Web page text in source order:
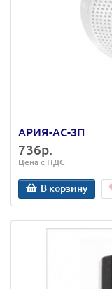
АРИЯ-АС-3П
736р.
Цена с НДС
В корзину